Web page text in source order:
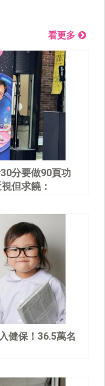
看更多
分要做90頁功
但求饒：
健保！36.5萬名